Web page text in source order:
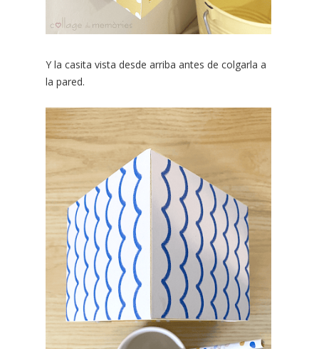
Y la casita vista desde arriba antes de colgarla a
la pared.